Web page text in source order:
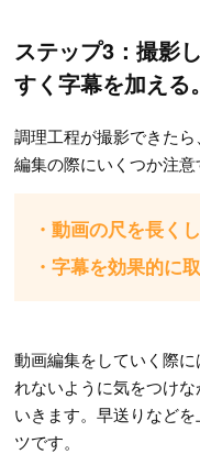
ステップ3：撮影
すく字幕を加える。
調理工程が撮影できた
編集の際にいくつか注意
・動画の尺を長く
・字幕を効果的に
動画編集をしていく際
れないように気をつけ
いきます。早送りなど
ツです。